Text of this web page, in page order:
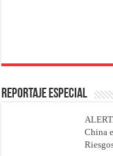
REPORTAJE ESPECIAL
China